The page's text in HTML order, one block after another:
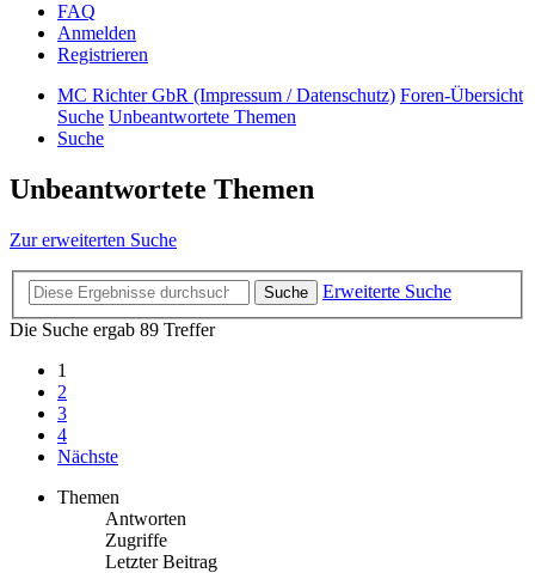
FAQ
Anmelden
Registrieren
MC Richter GbR (Impressum / Datenschutz) Foren-Übersicht
Suche Unbeantwortete Themen
Suche
Unbeantwortete Themen
Zur erweiterten Suche
Suche
Erweiterte Suche
Die Suche ergab 89 Treffer
1
2
3
4
Nächste
Themen
Antworten
Zugriffe
Letzter Beitrag